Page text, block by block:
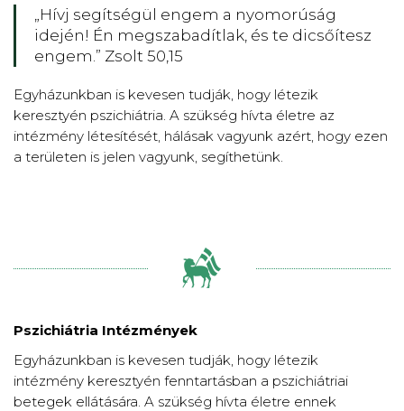
„Hívj segítségül engem a nyomorúság
idején! Én megszabadítlak, és te dicsőítesz
engem.” Zsolt 50,15
Egyházunkban is kevesen tudják, hogy létezik
keresztyén pszichiátria. A szükség hívta életre az
intézmény létesítését, hálásak vagyunk azért, hogy ezen
a területen is jelen vagyunk, segíthetünk.
Pszichiátria Intézmények
Egyházunkban is kevesen tudják, hogy létezik
intézmény keresztyén fenntartásban a pszichiátriai
betegek ellátására. A szükség hívta életre ennek